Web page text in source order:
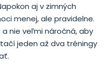
aj v zimných
menej, ale pravidelne.
nie veľmi náročná, aby
jeden až dva tréningy